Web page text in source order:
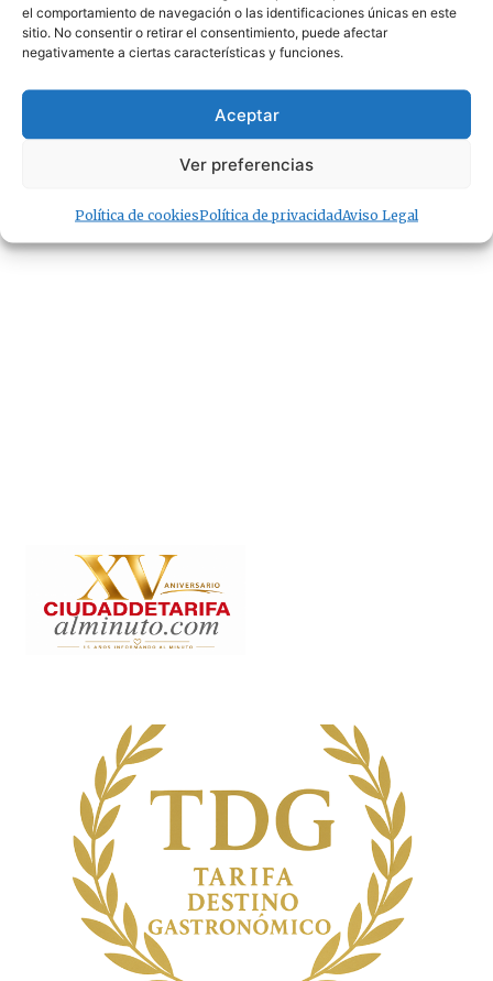
el comportamiento de navegación o las identificaciones únicas en este
sitio. No consentir o retirar el consentimiento, puede afectar
negativamente a ciertas características y funciones.
Aceptar
Ver preferencias
Política de cookiesPolítica de privacidadAviso Legal